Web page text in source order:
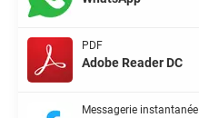
PDF
Adobe Reader DC
Messagerie instantanée